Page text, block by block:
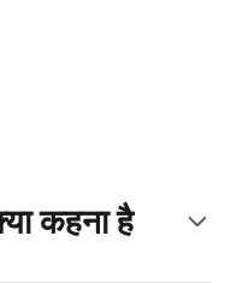
कहना है